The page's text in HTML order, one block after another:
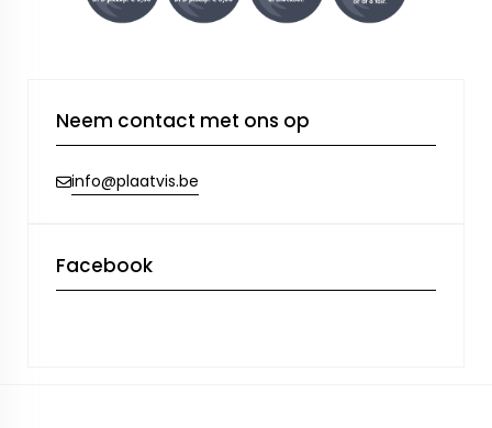
Neem contact met ons op
info@plaatvis.be
Facebook